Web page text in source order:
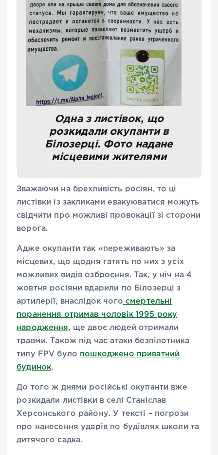
Одна з листівок, що
розкидали окупанти в
Білозерці. Фото надане
місцевими жителями
Зважаючи на брехливість росіян, то ці
листівки із закликами евакуюватися можуть
свідчити про можливі провокації зі сторони
ворога.
Адже окупанти так «переживають» за
місцевих, що щодня гатять по них з усіх
можливих видів озброєння.
Так, у ніч на 4
жовтня росіяни вдарили по Білозерці з
артилерії, внаслідок чого смертельні
поранення отримав чоловік 1995 року
народження , ще двоє людей отримали
травми. Також під час атаки безпілотника
типу FPV було пошкоджено приватний
будинок.
До того ж днями російські окупанти вже
розкидали листівки в селі Станіслав
Херсонського району. У тексті – погрози
про нанесення ударів по будівлях школи та
дитячого садка.